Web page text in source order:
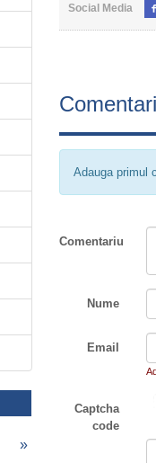
»
Social Media 
Adauga primul
Comentariu
Nume
Email
Captcha
code